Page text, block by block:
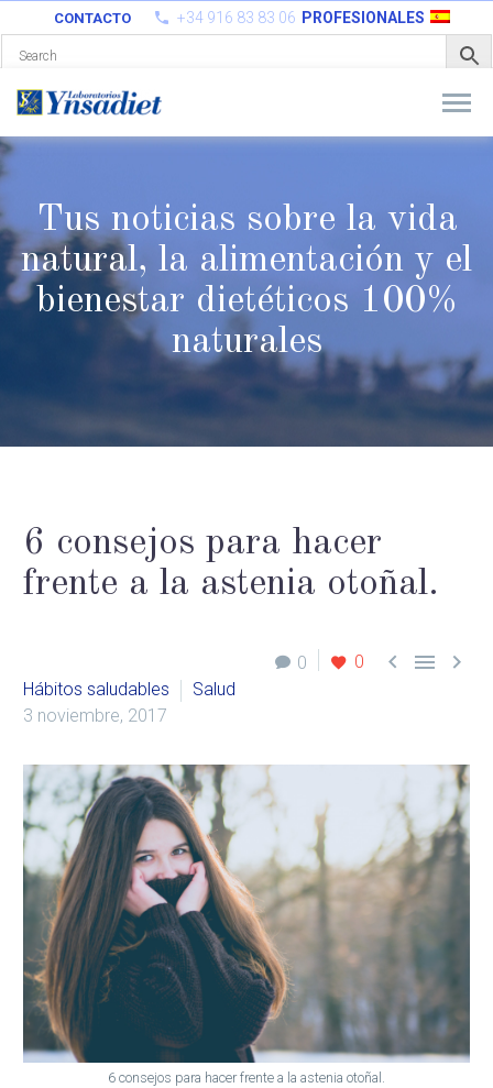
CONTACTO +34 916 83 83 06 PROFESIONALES
Tus noticias sobre la vida
natural, la alimentación y el
bienestar dietéticos 100%
naturales
6 consejos para hacer
frente a la astenia otoñal.
0 0   
Hábitos saludables
Salud
3 noviembre, 2017
6 consejos para hacer frente a la astenia otoñal.